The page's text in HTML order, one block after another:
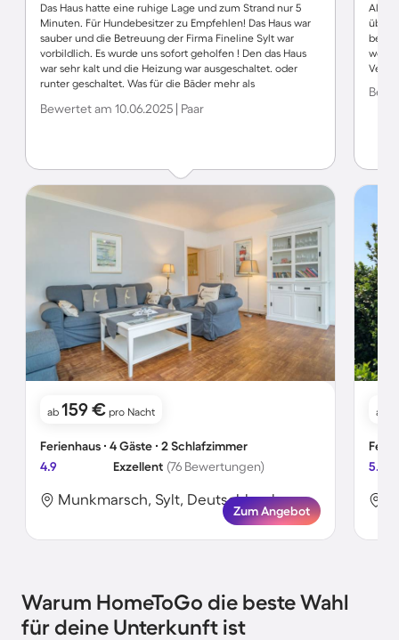
Das Haus hatte eine ruhige Lage und zum Strand nur 5
Minuten. Für Hundebesitzer zu Empfehlen! Das Haus war
sauber und die Betreuung der Firma Fineline Sylt war
vorbildlich. Es wurde uns sofort geholfen ! Den das Haus
war sehr kalt und die Heizung war ausgeschaltet. oder
runter geschaltet. Was für die Bäder mehr als
trotz der Einstellungsregler. Dies hat den Urlaub sehr
Bewertet am 10.06.2025 | Paar
ab 159 € pro Nacht
Ferienhaus ∙ 4 Gäste ∙ 2 Schlafzimmer
4.9
Exzellent (76 Bewertungen)
Munkmarsch, Sylt, Deutschland
Zum Angebot
Alle
ab
5.0
Warum HomeToGo die beste Wahl
für deine Unterkunft ist